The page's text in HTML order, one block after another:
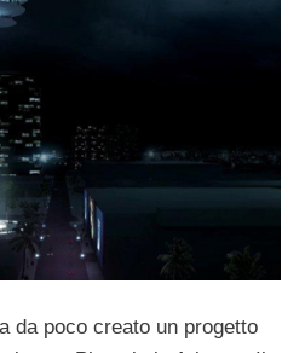
da poco creato un progetto